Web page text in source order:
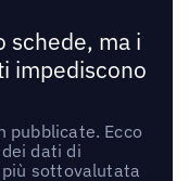
schede, ma i
impediscono
pubblicate. Ecco
dati di
più sottovalutata